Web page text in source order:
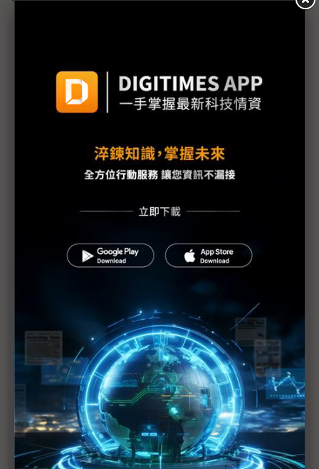
堺工廠黯然收場 都是中國惹的禍？
積極轉向輕資產發展 夏普與積水化學簽訂協議
本田選擇與日產整併 真是目前的最佳解嗎？
夏普董事會決議 堺工廠6成土地售予軟銀蓋AI資料中
夏普4~9月營益轉盈 大型LCD止血、中小面板仍低
夏普將與鴻海攜手進入EV供應鏈 堺工廠轉型資料中
夏普重心轉向家電等終端 但高成長支柱還不明朗
夏普大尺寸LCD面板停產 500名員工提前「被退
休」
出任夏普會長 劉揚偉會如何協助轉型？